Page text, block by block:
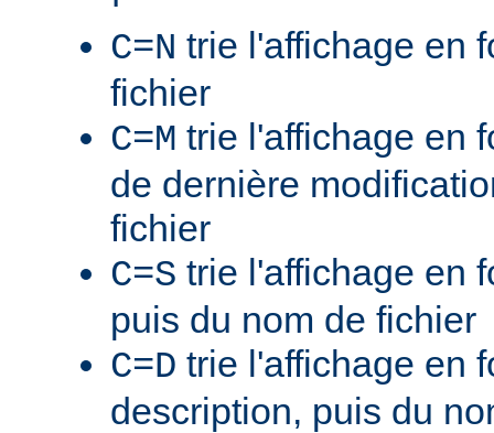
C=N trie l'affichage en
fichier
C=M trie l'affichage en
de dernière
fichier
C=S trie l'affichage en
puis du nom de fichier
C=D trie l'affichage en
description, puis du